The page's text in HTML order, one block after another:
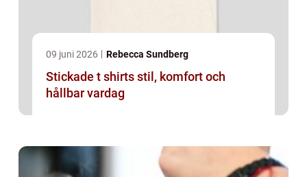
09 juni 2026 Rebecca Sundberg
Stickade t shirts stil, komfort och
hållbar vardag